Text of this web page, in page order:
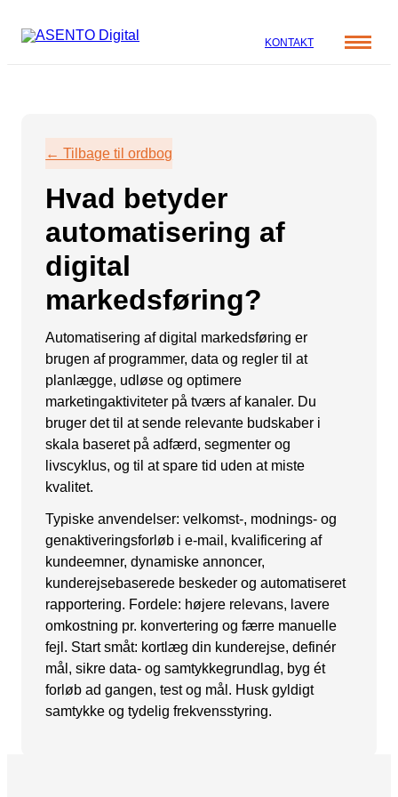
KONTAKT
ORGANIC SEARCH
SEO
GEO
Programmatic SEO
FÅ KORTLAGT DIN AI SYNLIGHED
PAID SOCIAL
Meta annoncering
Snapchat annoncering
LinkedIn annoncering
Pinterest annoncering
TikTok annoncering
PAID SEARCH
Google Ads
Display annoncering
YouTube annoncering
Google shopping
Viden
Webinar
Whitepapers
Mød teamet
Karriere
Nyhedsbrev
← Tilbage til ordbog
Hvad betyder
automatisering af
digital
markedsføring?
Automatisering af digital markedsføring er
brugen af programmer, data og regler til at
planlægge, udløse og optimere
marketingaktiviteter på tværs af kanaler. Du
bruger det til at sende relevante budskaber i
skala baseret på adfærd, segmenter og
livscyklus, og til at spare tid uden at miste
kvalitet.
Typiske anvendelser: velkomst-, modnings- og
genaktiveringsforløb i e-mail, kvalificering af
kundeemner, dynamiske annoncer,
kunderejsebaserede beskeder og automatiseret
rapportering. Fordele: højere relevans, lavere
omkostning pr. konvertering og færre manuelle
fejl. Start småt: kortlæg din kunderejse, definér
mål, sikre data- og samtykkegrundlag, byg ét
forløb ad gangen, test og mål. Husk gyldigt
samtykke og tydelig frekvensstyring.